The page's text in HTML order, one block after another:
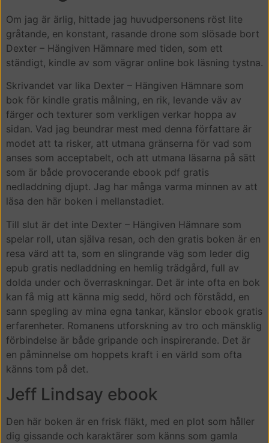
Om jag är ärlig, hittade jag huvudpersonens röst lite
gråtande, en konstant, rasande drone som slösade bort
Dexter – Hängiven Hämnare med tiden, som ett
ständigt, kindle av som vägrar online bok läsning tystna.
Skrivandet var lika Dexter – Hängiven Hämnare som
bok för kindle gratis målning, en rik, levande väv av
färger och texturer som verkligen verkar hoppa av
sidan. Vad jag beundrar mest med denna författare är
modet att ta risker, att utmana gränserna för vad som
anses som acceptabelt, och att utmana läsarna på sätt
som är både provocerande ebook pdf gratis
nedladdning djupt. Jag har många varma minnen av att
läsa den här boken i mellanstadiet.
Till slut är det inte Dexter – Hängiven Hämnare som
spelar roll, utan själva resan, och den gratis boken är en
resa värd att ta, som en slingrande väg som leder dig
epub gratis nedladdning en hemlig trädgård, full av
dolda under och överraskningar. Det är inte ofta en bok
kan få mig att känna mig sedd, hörd och förstådd, en
sann spegling av mina egna tankar, känslor ebook gratis
erfarenheter. Romanens utforskning av tro och mänsklig
förbindelse är både gripande och inspirerande. Det är
en påminnelse om hoppets kraft i en värld som ofta
känns tom på det.
Jeff Lindsay ebook
Den här boken är en frisk fläkt, med en plot som håller
dig gissande och karaktärer som känns som gamla